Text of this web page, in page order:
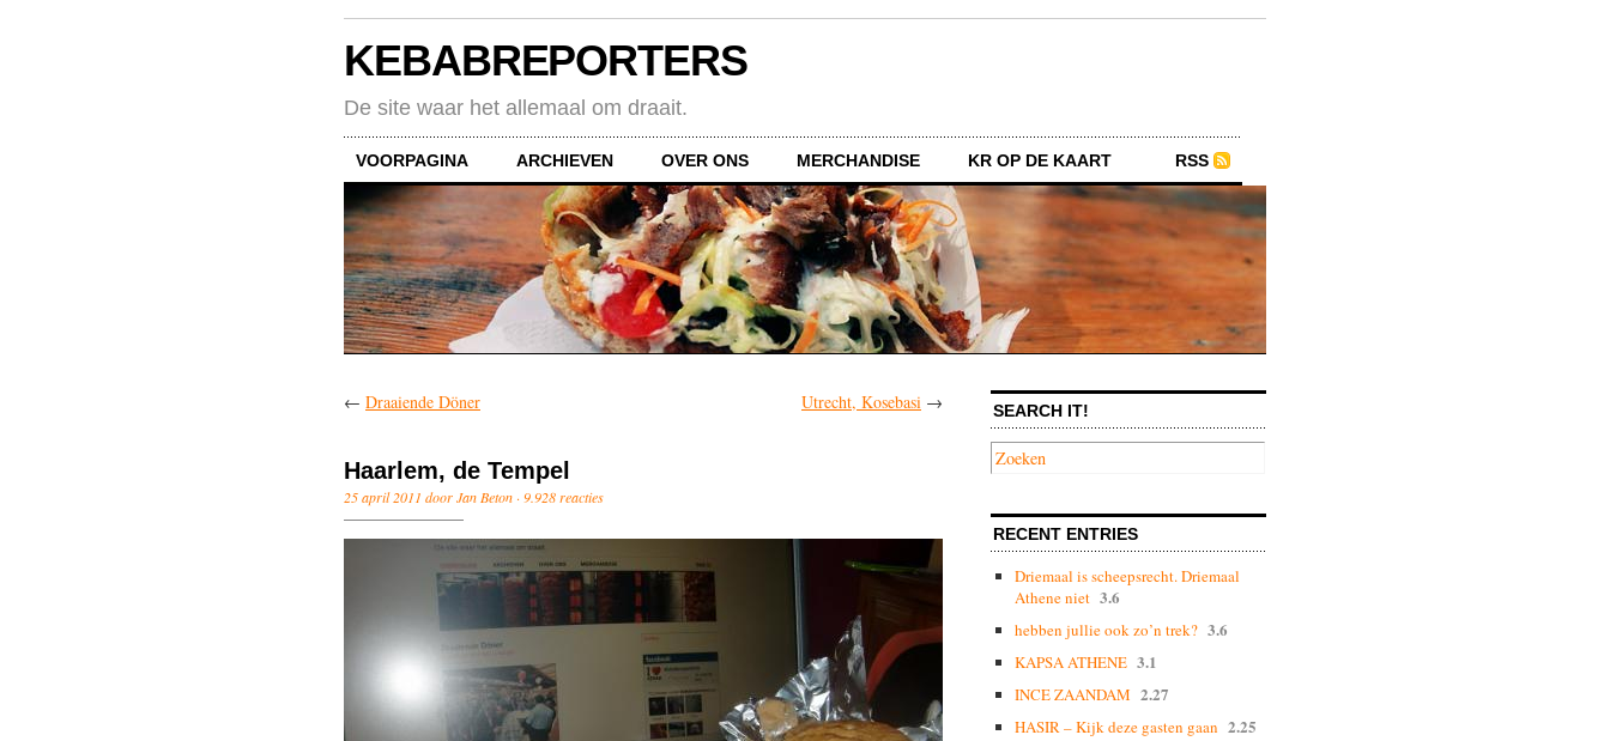
KEBABREPORTERS
De site waar het allemaal om draait.
VOORPAGINA ARCHIEVEN OVER ONS MERCHANDISE KR OP DE KAART RSS
← Draaiende Döner Utrecht, Kosebasi →
Haarlem, de Tempel
25 april 2011 door Jan Beton ·9.928 reacties
SEARCH IT!
RECENT ENTRIES
Driemaal is scheepsrecht. Driemaal
Athene niet 3.6
hebben jullie ook zo’n trek? 3.6
KAPSA ATHENE 3.1
INCE ZAANDAM 2.27
HASIR – Kijk deze gasten gaan 2.25